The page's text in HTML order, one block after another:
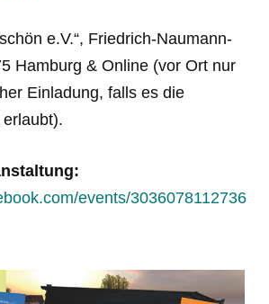
e.V.“, Friedrich-Naumann-
Hamburg & Online (vor Ort nur
Einladung, falls es die
events/3036078112736